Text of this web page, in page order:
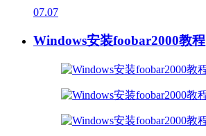
07.07
Windows安装foobar2000教程